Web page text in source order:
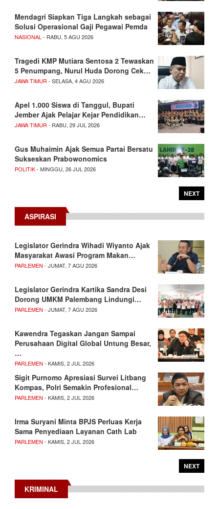
Mendagri Siapkan Tiga Langkah sebagai
Solusi Operasional Gaji Pegawai Pemda
NASIONAL - RABU, 5 AGU 2026
Tragedi KMP Mutiara Sentosa 2 Tewaskan
5 Penumpang, Nurul Huda Dorong Cek…
JAWA TIMUR - SELASA, 4 AGU 2026
Apel 1.000 Siswa di Tanggul, Bupati
Jember Ajak Pelajar Kejar Pendidikan…
JAWA TIMUR - RABU, 29 JUL 2026
Gus Muhaimin Ajak Semua Partai Bersatu
Sukseskan Prabowonomics
POLITIK- MINGGU, 26 JUL 2026
NEXT
ASPIRASI
Legislator Gerindra Wihadi Wiyanto Ajak
Masyarakat Awasi Program Makan…
PARLEMEN - JUMAT, 7 AGU 2026
Legislator Gerindra Kartika Sandra Desi
Dorong UMKM Palembang Lindungi…
PARLEMEN - JUMAT, 7 AGU 2026
Kawendra Tegaskan Jangan Sampai
Perusahaan Digital Global Untung Besar,
…
PARLEMEN - KAMIS, 2 JUL 2026
Sigit Purnomo Apresiasi Survei Litbang
Kompas, Polri Semakin Profesional…
PARLEMEN - KAMIS, 2 JUL 2026
Irma Suryani Minta BPJS Perluas Kerja
Sama Penyediaan Layanan Cath Lab
PARLEMEN - KAMIS, 2 JUL 2026
NEXT
KRIMINAL